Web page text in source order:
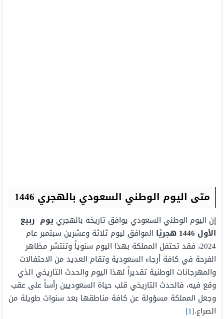
متى اليوم الوطني السعودي بالهجري 1446
إن اليوم الوطني السعودي يوافق تاريخه بالهجري يوم ربيع
الأول 1446 هجريًا
الموافق ليوم ثلاثة وعشرين سبتمبر عام
2024، فقد تحتفل المملكة بهذا اليوم سنوياً وتنتشر مظاهر
الفرحة في كافة أرجاء السعودية وتقام العديد من الاحتفالات
والمهرجانات الوطنية تقديراً لهذا اليوم والحدث التاريخي الذي
وقع فيه، فالحدث التاريخي قلب حياة السعوديين رأساً على عقب
وجعل المملكة مسؤولة عن كافة مناطقها بعد سنوات طويلة من
الصراع.[1]